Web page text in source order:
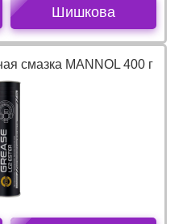
Шишкова
смазка MANNOL 400 г